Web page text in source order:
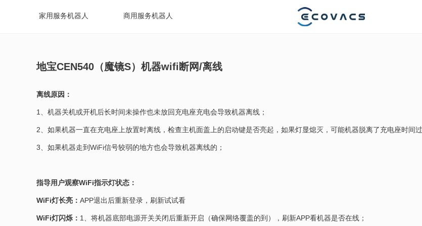
家用服务机器人 商用服务机器人
地宝CEN540（魔镜S）机器wifi断网/离线
离线原因：
1、机器关机或开机后长时间未操作也未放回充电座充电会导致机器离线；
2、如果机器一直在充电座上放置时离线，检查主机面盖上的启动键是否亮起，如果灯显熄灭，可能机器脱离了充电座时间过
3、如果机器走到WiFi信号较弱的地方也会导致机器离线的；
指导用户观察WiFi指示灯状态：
WiFi灯长亮： APP退出后重新登录，刷新试试看
WiFi灯闪烁： 1、将机器底部电源开关关闭后重新开启（确保网络覆盖的到），刷新APP看机器是否在线；